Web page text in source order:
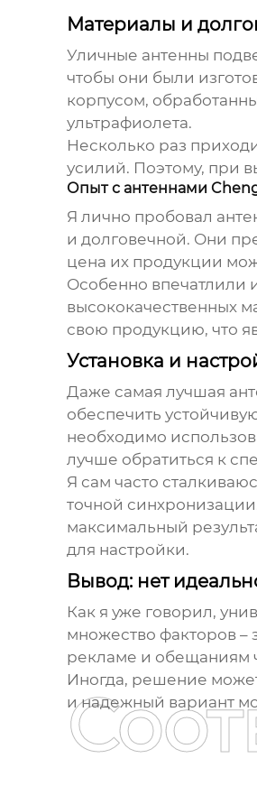
Материалы и
Уличные антенны
чтобы они были
корпусом,
ультрафиолета.
Несколько раз
усилий. Поэтому, при
Опыт с антеннами
Я лично пробовал
и долговечной. Они
цена их продукции
Особенно впечатлили
высококачественных
свою продукцию, что
Установка и
Даже самая лучшая
обеспечить
необходимо
лучше обратиться к
Я сам часто
точной
максимальный
для настройки.
Вывод: нет
Как я уже говорил,
множество факторов –
рекламе и обещаниям
Иногда, решение
и надежный вариант